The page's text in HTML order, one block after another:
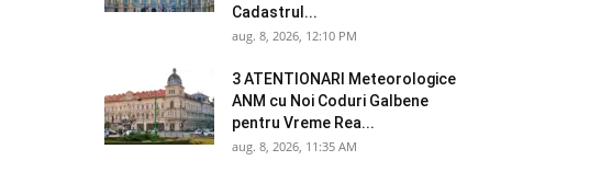
Cadastrul...
aug. 8, 2026, 12:10 PM
3 ATENTIONARI Meteorologice
ANM cu Noi Coduri Galbene
pentru Vreme Rea...
aug. 8, 2026, 11:35 AM